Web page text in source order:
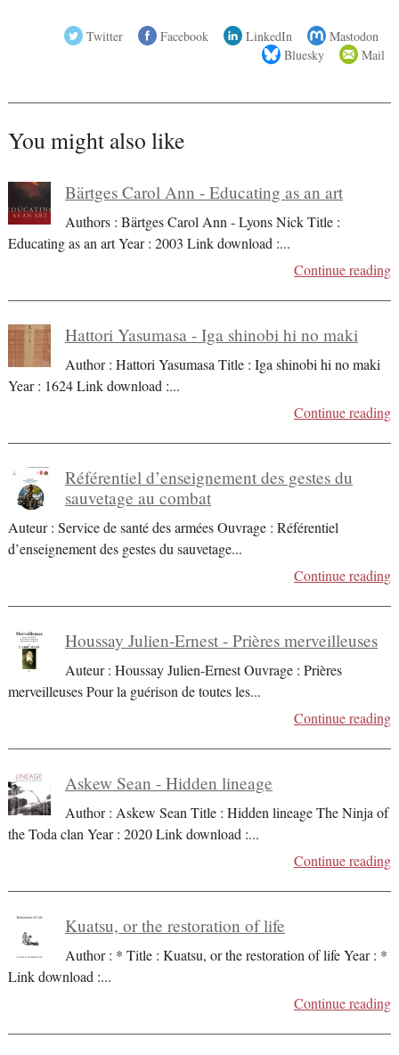
Twitter Facebook LinkedIn
Mastodon
Bluesky
Mail
You might also like
Bärtges Carol Ann - Educating as an art
Authors : Bärtges Carol Ann - Lyons Nick Title :
Educating as an art Year : 2003 Link download :...
Continue reading
Hattori Yasumasa - Iga shinobi hi no maki
Author : Hattori Yasumasa Title : Iga shinobi hi no maki
Year : 1624 Link download :...
Continue reading
Référentiel d’enseignement des gestes du
sauvetage au combat
Auteur : Service de santé des armées Ouvrage : Référentiel
d’enseignement des gestes du sauvetage...
Continue reading
Houssay Julien-Ernest - Prières merveilleuses
Auteur : Houssay Julien-Ernest Ouvrage : Prières
merveilleuses Pour la guérison de toutes les...
Continue reading
Askew Sean - Hidden lineage
Author : Askew Sean Title : Hidden lineage The Ninja of
the Toda clan Year : 2020 Link download :...
Continue reading
Kuatsu, or the restoration of life
Author : * Title : Kuatsu, or the restoration of life Year : *
Link download :...
Continue reading